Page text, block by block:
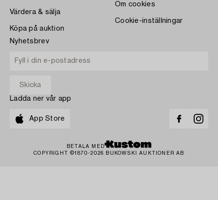
Värdera & sälja
Köpa på auktion
Om cookies
Cookie-inställningar
Nyhetsbrev
Ladda ner vår app
App Store
BETALA MED
COPYRIGHT ©1870-2026 BUKOWSKI AUKTIONER AB